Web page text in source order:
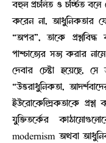
বহুল প্রচলিত ও চর্চ্চিত বলে
করেন না, আধুনিকতার যে
“অপর”, তাকে
পাশ্চাত্যের সভ্য করার
দেবার চেষ্টা হয়েছে, সে
“উত্তরাধুনিকতা,
ইউরোকেন্দ্রিকতাকে প্রশ্ন
যুক্তিতর্কের
modernism অথবা